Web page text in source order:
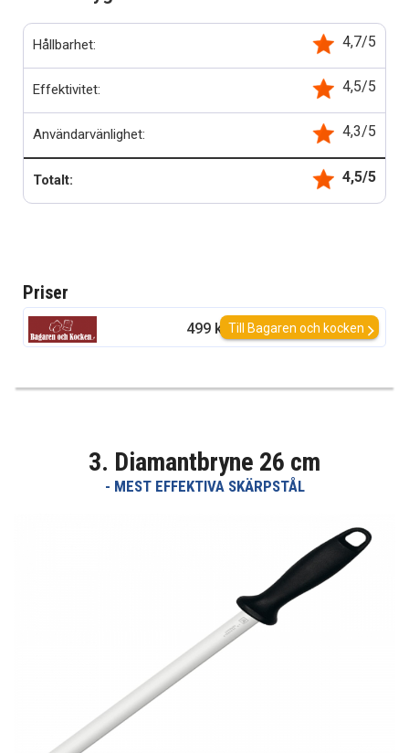
Hållbarhet: 4,7/5
Effektivitet: 4,5/5
Användarvänlighet: 4,3/5
Totalt: 4,5/5
Priser
Till Bagaren och kocken
499 kr
3. Diamantbryne 26 cm
- MEST EFFEKTIVA SKÄRPSTÅL